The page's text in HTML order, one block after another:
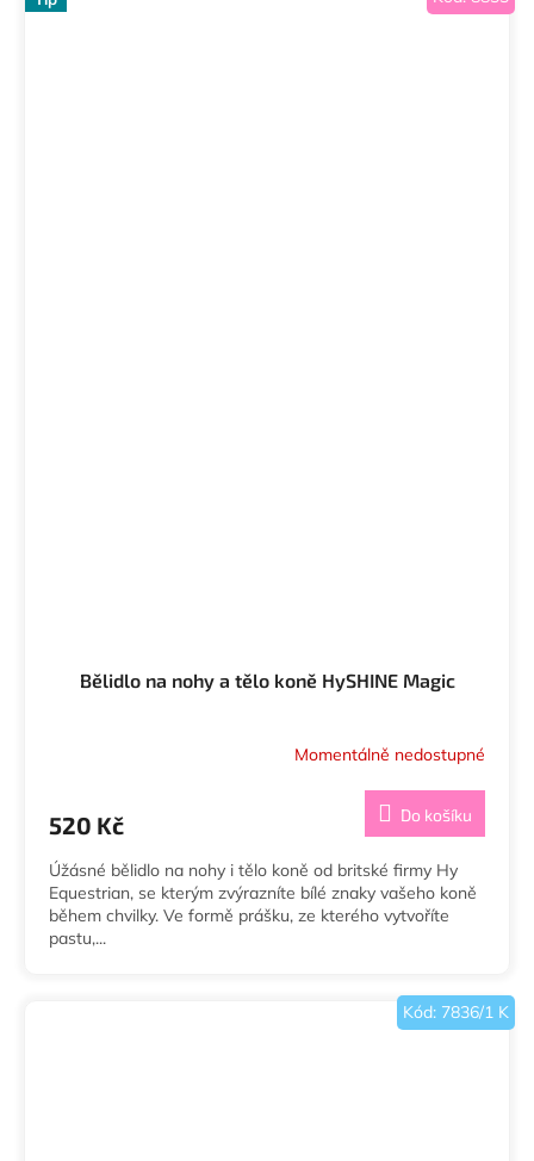
Bělidlo na nohy a tělo koně HySHINE Magic
Momentálně nedostupné
520 Kč Do košíku
Úžásné bělidlo na nohy i tělo koně od britské firmy Hy
Equestrian, se kterým zvýrazníte bílé znaky vašeho koně
během chvilky. Ve formě prášku, ze kterého vytvoříte
pastu,...
Kód: 7836/1 K